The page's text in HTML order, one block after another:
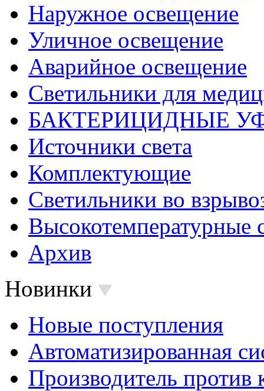
Наружное освещение
Уличное освещение
Аварийное освещение
Светильники для
БАКТЕРИЦИДНЫЕ
Источники света
Комплектующие
Светильники во
Высокотемпературные
Архив
Новинки
Новые поступления
Автоматизированная
Производитель против